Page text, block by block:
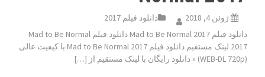
ژوئن 4, 2018
دانلود فیلم 2017
دانلود فیلم Mad to Be Normal 2017 دانلود فیلم Mad to Be Normal
2017 لینک مستقیم دانلود فیلم Mad to Be Normal 2017 با کیفیت عالی
(WEB-DL 720p) « دانلود رایگان با لینک مستقیم از […]